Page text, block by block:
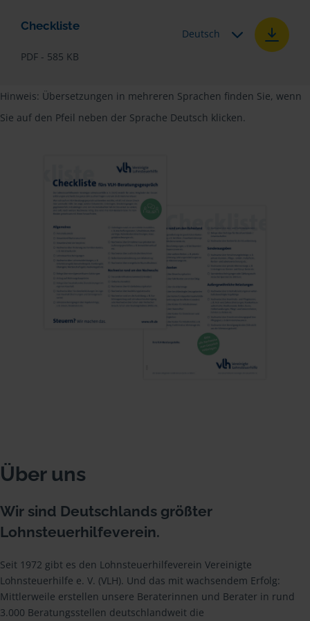
Checkliste
PDF - 585 KB
Deutsch
Hinweis: Übersetzungen in mehreren Sprachen finden Sie, wenn
Sie auf den Pfeil neben der Sprache Deutsch klicken.
Über uns
Wir sind Deutschlands größter
Lohnsteuerhilfeverein.
Seit 1972 gibt es den Lohnsteuerhilfeverein Vereinigte
Lohnsteuerhilfe e. V. (VLH). Und das mit wachsendem Erfolg:
Mittlerweile erstellen unsere Beraterinnen und Berater in rund
3.000 Beratungsstellen deutschlandweit die